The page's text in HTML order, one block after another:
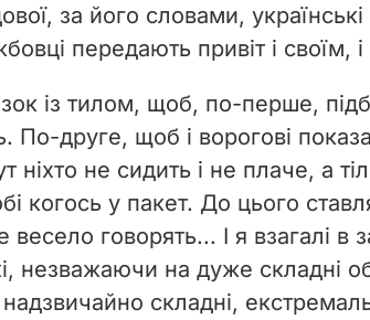
за його словами, українські
передають привіт і своїм,
із тилом, щоб, по-перше,
По-друге, щоб і ворогові
ніхто не сидить і не плаче, а
когось у пакет. До цього
говорять... І я взагалі в
незважаючи на дуже складні
складні,